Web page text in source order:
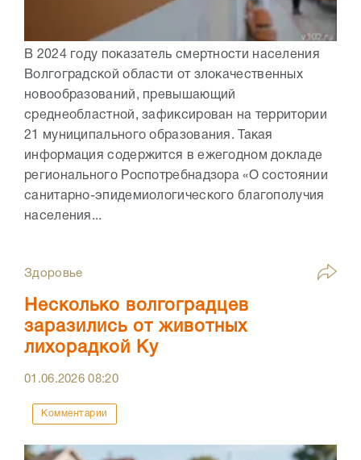
В 2024 году показатель смертности населения
Волгоградской области от злокачественных
новообразований, превышающий
среднеобластной, зафиксирован на территории
21 муниципального образования. Такая
информация содержится в ежегодном докладе
регионального Роспотребнадзора «О состоянии
санитарно-эпидемиологического благополучия
населения...
Здоровье
Несколько волгоградцев
заразились от животных
лихорадкой Ку
01.06.202608:20
Комментарии